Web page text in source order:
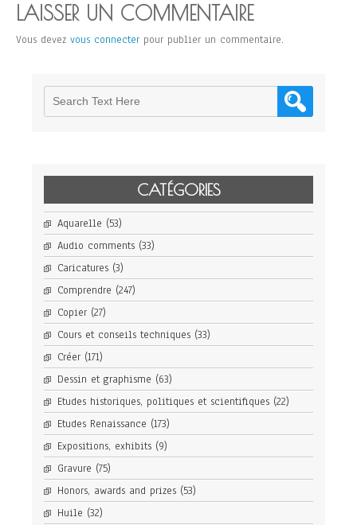
LAISSER UN COMMENTAIRE
Vous devez vous connecter pour publier un commentaire.
CATÉGORIES
Aquarelle (53)
Audio comments (33)
Caricatures (3)
Comprendre (247)
Copier (27)
Cours et conseils techniques (33)
Créer (171)
Dessin et graphisme (63)
Etudes historiques, politiques et scientifiques (22)
Etudes Renaissance (173)
Expositions, exhibits (9)
Gravure (75)
Honors, awards and prizes (53)
Huile (32)